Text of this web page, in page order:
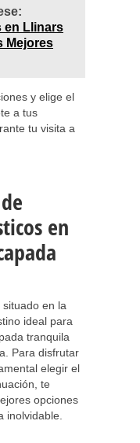
en Llinars
Mejores
y elige el
a tus
tu visita a
en
en la
ideal para
tranquila
Para disfrutar
elegir el
te
opciones
inolvidable.